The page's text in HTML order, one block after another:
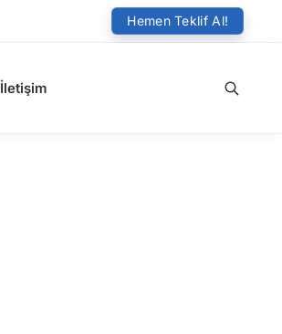
Hemen Teklif Al!
İletişim